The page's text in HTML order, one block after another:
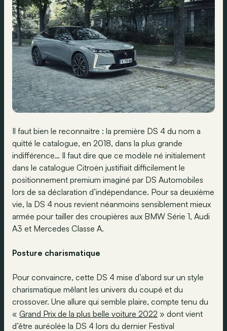
Il faut bien le reconnaitre : la première DS 4 du nom a
quitté le catalogue, en 2018, dans la plus grande
indifférence… Il faut dire que ce modèle né initialement
dans le catalogue Citroën justifiait difficilement le
positionnement premium imaginé par DS Automobiles
lors de sa déclaration d’indépendance. Pour sa deuxième
vie, la DS 4 nous revient néanmoins sensiblement mieux
armée pour tailler des croupières aux BMW Série 1, Audi
A3 et Mercedes Classe A.
Posture charismatique
Pour convaincre, cette DS 4 mise d’abord sur un style
charismatique mêlant les univers du coupé et du
crossover. Une allure qui semble plaire, compte tenu du
« Grand Prix de la plus belle voiture 2022 » dont vient
d’être auréolée la DS 4 lors du dernier Festival